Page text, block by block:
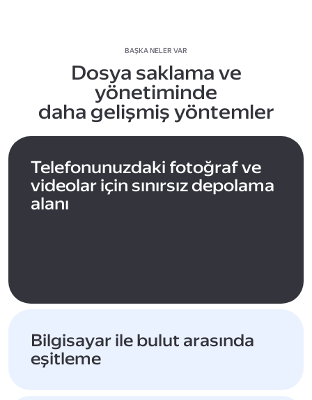
BAŞKA NELER VAR
Dosya saklama ve
yönetiminde
daha gelişmiş yöntemler
Telefonunuzdaki fotoğraf ve
videolar için sınırsız depolama
alanı
Bilgisayar ile bulut arasında
eşitleme